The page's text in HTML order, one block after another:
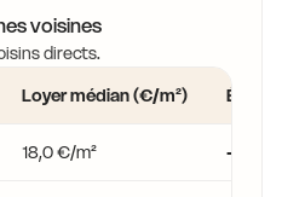
voisines
directs.
Loyer médian (€/m²) Écart
18,0 €/m² -1,5 %